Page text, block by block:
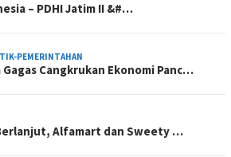
– PDHI Jatim II &#…
PEMERINTAHAN
Gagas Cangkrukan Ekonomi Panc…
Alfamart dan Sweety …